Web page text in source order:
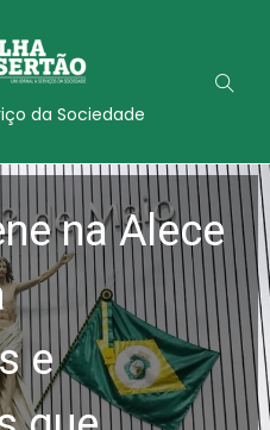
da Sociedade
na Alece
e